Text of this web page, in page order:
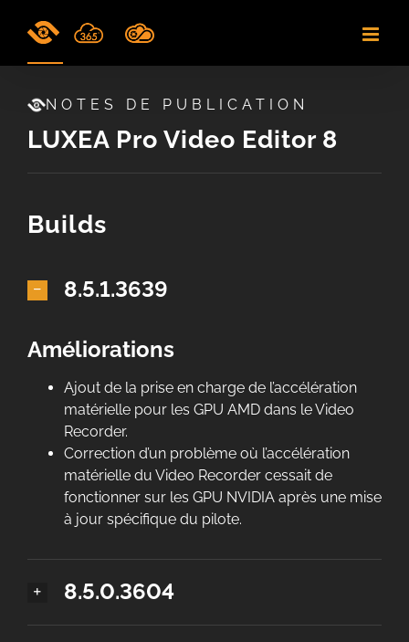
NOTES DE PUBLICATION
LUXEA Pro Video Editor 8
Builds
8.5.1.3639
Améliorations
Ajout de la prise en charge de l’accélération
matérielle pour les GPU AMD dans le Video
Recorder.
Correction d’un problème où l’accélération
matérielle du Video Recorder cessait de
fonctionner sur les GPU NVIDIA après une mise
à jour spécifique du pilote.
8.5.0.3604